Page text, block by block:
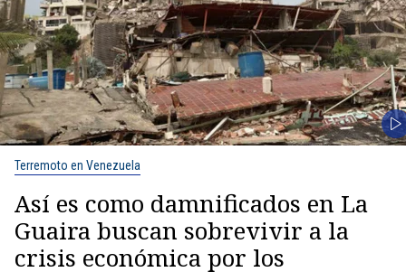
Terremoto en Venezuela
Así es como damnificados en La
Guaira buscan sobrevivir a la
crisis económica por los